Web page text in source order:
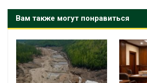
Вам также могут понравиться